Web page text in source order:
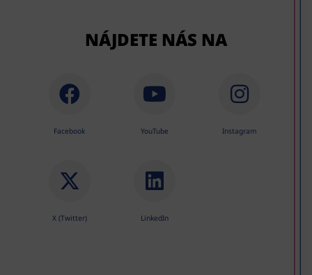
NÁJDETE NÁS NA
Facebook YouTube Instagram
X (Twitter) LinkedIn